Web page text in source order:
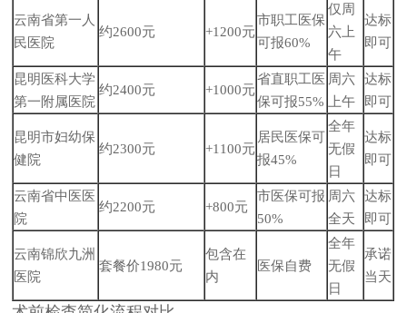
云南省第一人
民医院
约2600元 +1200元
市职工医保
可报60%
仅周
六上
午
达标
即可
昆明医科大学
第一附属医院
约2400元 +1000元
省直职工医
保可报55%
周六
上午
达标
即可
昆明市妇幼保
健院
约2300元 +1100元
居民医保可
报45%
全年
无假
日
达标
即可
云南省中医医
院
约2200元 +800元
市医保可报
50%
周六
全天
达标
即可
云南锦欣九洲
医院
套餐价1980元
包含在
内
医保自费
全年
无假
日
承诺
当天